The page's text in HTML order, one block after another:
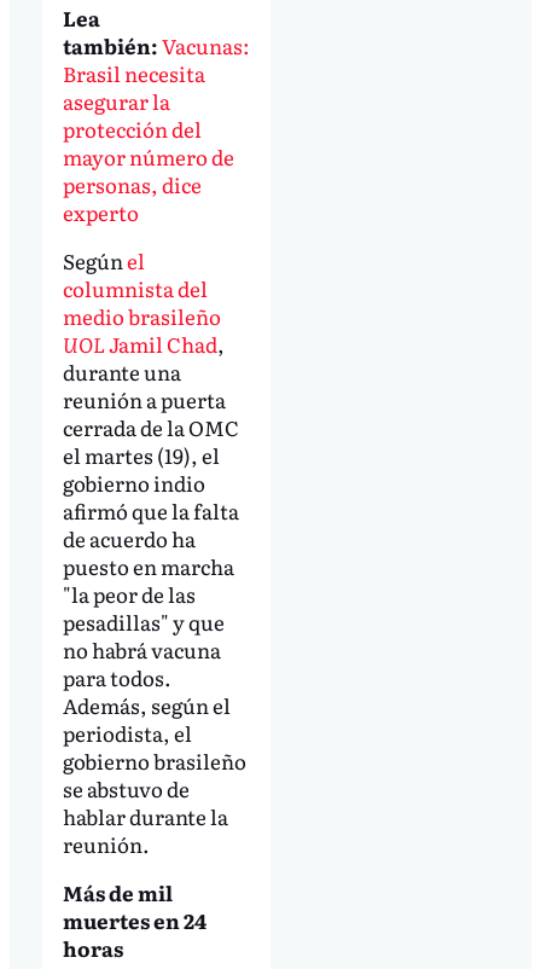
Lea
también:Vacunas:
Brasil necesita
asegurar la
protección del
mayor número de
personas, dice
experto
Segúnel
columnista del
medio brasileño
UOLJamil Chad,
durante una
reunión a puerta
cerrada de la OMC
el martes (19), el
gobierno indio
afirmó que la falta
de acuerdo ha
puesto en marcha
"la peor de las
pesadillas" y que
no habrá vacuna
para todos.
Además, según el
periodista, el
gobierno brasileño
se abstuvo de
hablar durante la
reunión.
Más de mil
muertes en 24
horas